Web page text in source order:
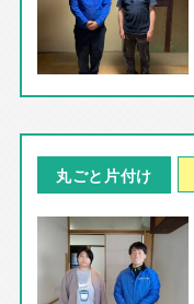
丸ごと片付け